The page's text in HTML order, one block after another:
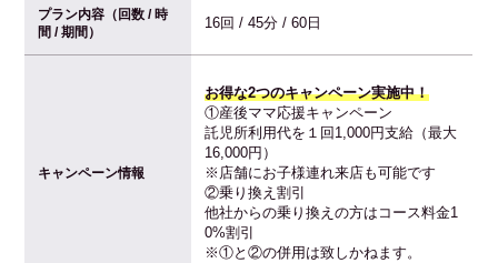
プラン内容（回数 / 時
間 / 期間）
16回 / 45分 / 60日
キャンペーン情報
お得な2つのキャンペーン実施中！
①産後ママ応援キャンペーン
託児所利用代を１回1,000円支給（最大
16,000円）
※店舗にお子様連れ来店も可能です
②乗り換え割引
他社からの乗り換えの方はコース料金1
0%割引
※①と②の併用は致しかねます。